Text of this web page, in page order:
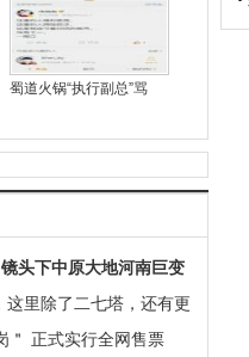
蜀道火锅“执行副总”骂
头下中原大地河南巨变
里除了二七塔，还有更
＂ 正式实行全网售票